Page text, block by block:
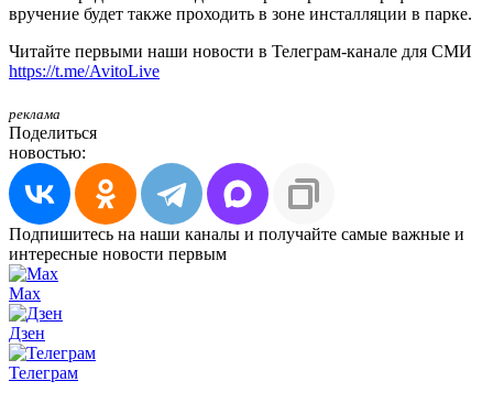
вручение будет также проходить в зоне инсталляции в парке.
Читайте первыми наши новости в Телеграм-канале для СМИ
https://t.me/AvitoLive
реклама
Поделиться
новостью:
Подпишитесь на наши каналы и получайте самые важные и
интересные новости первым
Max
Дзен
Телеграм